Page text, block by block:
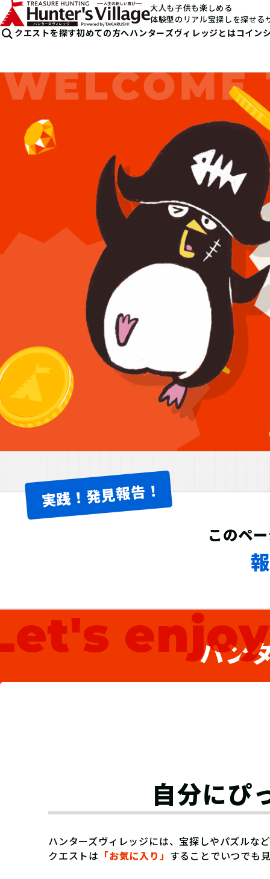
大人も子供も楽しめる
体験型のリアル宝探しを探せる
クエストを探す初めての方へハンターズヴィレッジとはコイン
実践！発見報告！
このペ
ハン
自分にぴ
ハンターズヴィレッジには、宝探しやパズルな
クエストは 「お気に入り」 することでいつでも